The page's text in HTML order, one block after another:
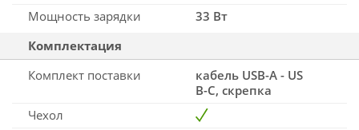
Мощность зарядки
33 Вт
Комплектация
Комплект поставки
кабель USB-A - US
B-C, скрепка
Чехол